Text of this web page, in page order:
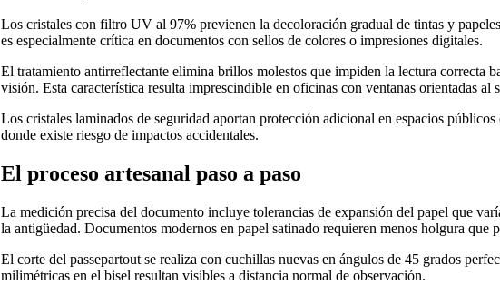
Los cristales con filtro UV al 97% previenen la decoloración gradual de tintas y
es especialmente crítica en documentos con sellos de colores o impresiones digitales.
El tratamiento antirreflectante elimina brillos molestos que impiden la lectura correcta
visión. Esta característica resulta imprescindible en oficinas con ventanas orientadas al
Los cristales laminados de seguridad aportan protección adicional en espacios
donde existe riesgo de impactos accidentales.
El proceso artesanal paso a paso
La medición precisa del documento incluye tolerancias de expansión del papel que
la antigüedad. Documentos modernos en papel satinado requieren menos holgura que
El corte del passepartout se realiza con cuchillas nuevas en ángulos de 45 grados
milimétricas en el bisel resultan visibles a distancia normal de observación.